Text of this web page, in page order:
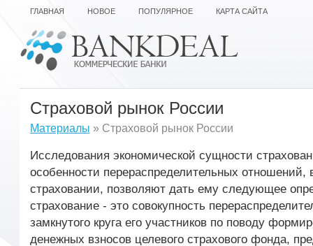
ГЛАВНАЯ НОВОЕ ПОПУЛЯРНОЕ КАРТА САЙТА
Страховой рынок России
Материалы » Страховой рынок России
Исследования экономической сущности
особенности перераспределительных
страховании, позволяют дать ему следующее
страхование - это совокупность
замкнутого круга его участников по поводу
денежных взносов целевого страхового фонда,